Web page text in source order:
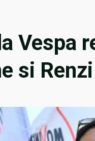
Vespa
si Renzi